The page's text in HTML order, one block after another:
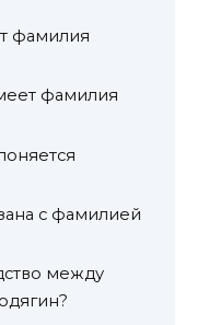
фамилия
фамилия
с фамилией
между